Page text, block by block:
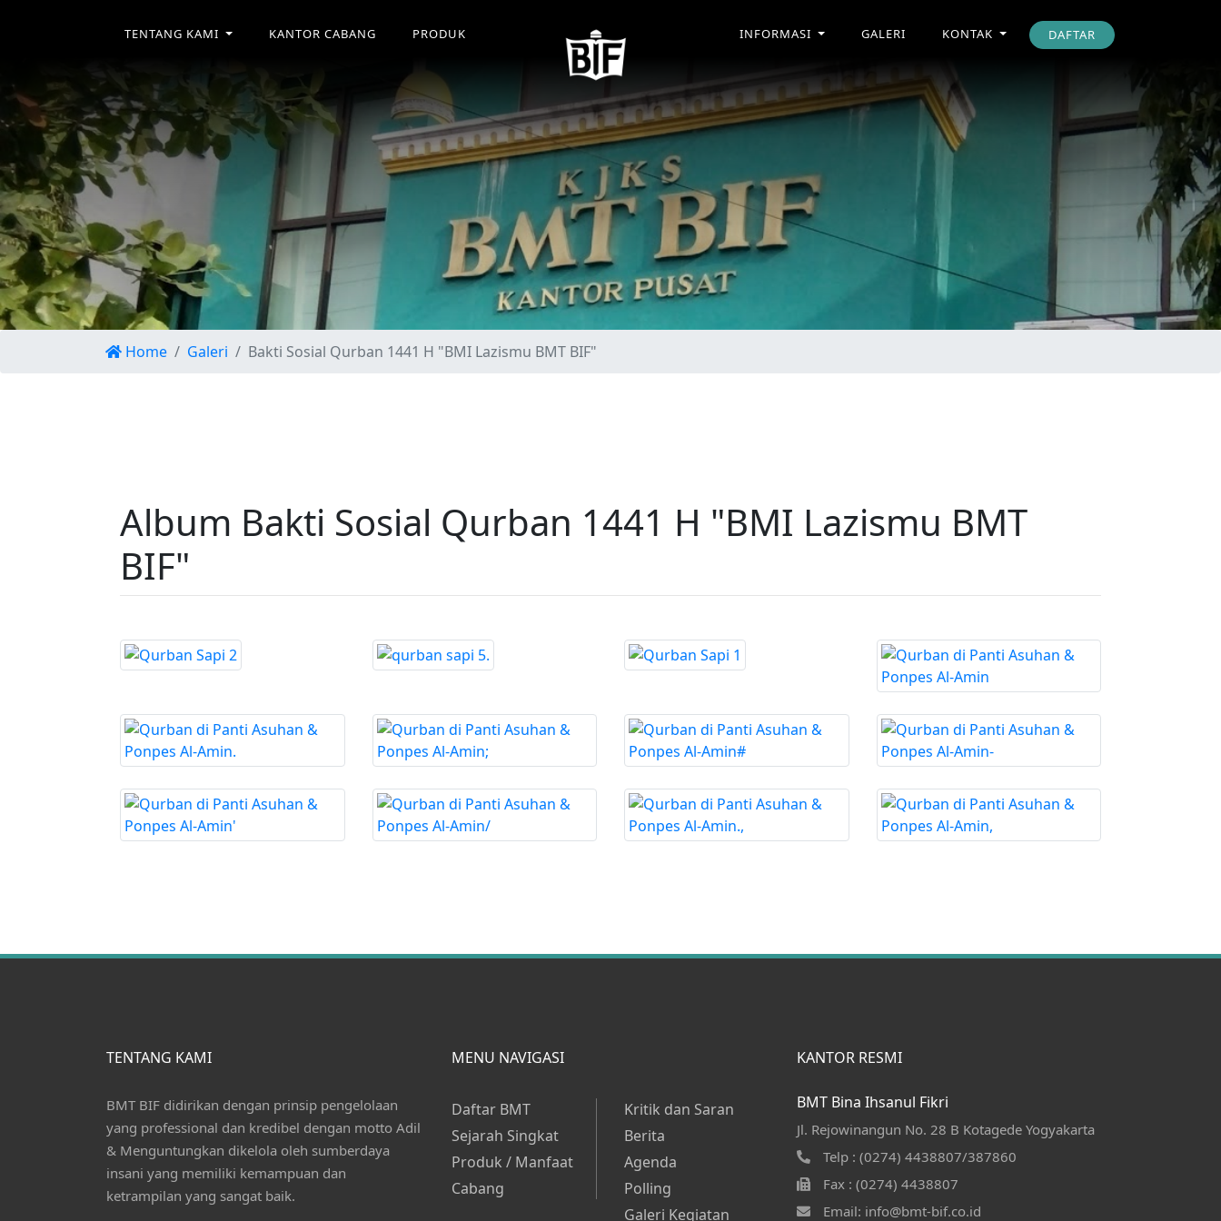
TENTANG KAMI KANTOR CABANG PRODUK INFORMASI GALERI KONTAK DAFTAR
Home Galeri Bakti Sosial Qurban 1441 H "BMI Lazismu BMT BIF"
Album Bakti Sosial Qurban 1441 H "BMI Lazismu BMT
BIF"
TENTANG KAMI
BMT BIF didirikan dengan prinsip pengelolaan
yang professional dan kredibel dengan motto Adil
& Menguntungkan dikelola oleh sumberdaya
insani yang memiliki kemampuan dan
ketrampilan yang sangat baik.
MENU NAVIGASI
Daftar BMT
Sejarah Singkat
Produk / Manfaat
Cabang
Kritik dan Saran
Berita
Agenda
Polling
Galeri Kegiatan
KANTOR RESMI
BMT Bina Ihsanul Fikri
Jl. Rejowinangun No. 28 B Kotagede Yogyakarta
Telp : (0274) 4438807/387860
Fax : (0274) 4438807
Email: info@bmt-bif.co.id